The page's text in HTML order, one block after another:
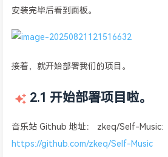
安装完毕后看到面板。
接着，就开始部署我们的项目。
2.1 开始部署项目啦。
音乐站 Github 地址： zkeq/Self-Music:
https://github.com/zkeq/Self-Music